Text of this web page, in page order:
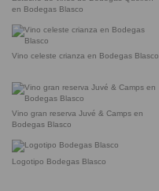
en Bodegas Blasco
Vino celeste crianza en Bodegas Blasco
Vino gran reserva Juvé & Camps en
Bodegas Blasco
Logotipo Bodegas Blasco